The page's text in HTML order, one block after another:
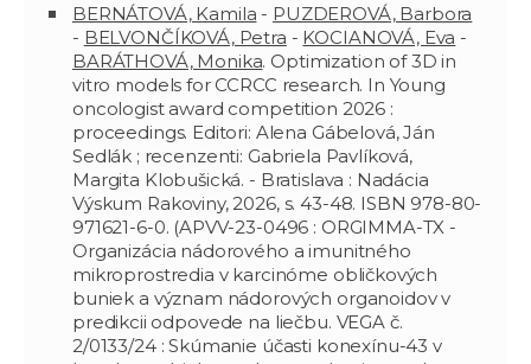
BERNÁTOVÁ, Kamila - PUZDEROVÁ, Barbora
- BELVONČÍKOVÁ, Petra - KOCIANOVÁ, Eva -
BARÁTHOVÁ, Monika. Optimization of 3D in
vitro models for CCRCC research. In Young
oncologist award competition 2026 :
proceedings. Editori: Alena Gábelová, Ján
Sedlák ; recenzenti: Gabriela Pavlíková,
Margita Klobušická. - Bratislava : Nadácia
Výskum Rakoviny, 2026, s. 43-48. ISBN 978-80-
971621-6-0. (APVV-23-0496 : ORGIMMA-TX -
Organizácia nádorového a imunitného
mikroprostredia v karcinóme obličkových
buniek a význam nádorových organoidov v
predikcii odpovede na liečbu. VEGA č.
2/0133/24 : Skúmanie účasti konexínu-43 v